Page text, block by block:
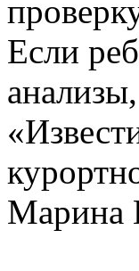
Если
Марина